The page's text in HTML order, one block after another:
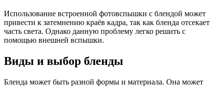
Использование встроенной фотовспышки с блендой может
привести к затемнению краёв кадра, так как бленда отсекает
часть света. Однако данную проблему легко решить с
помощью внешней вспышки.
Виды и выбор бленды
Бленда может быть разной формы и материала. Она может